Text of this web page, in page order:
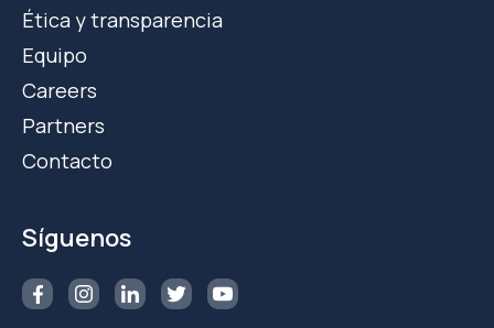
Ética y transparencia
Equipo
Careers
Partners
Contacto
Síguenos